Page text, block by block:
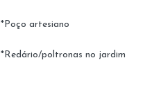
*Poço artesiano
*Redário/poltronas no jardim